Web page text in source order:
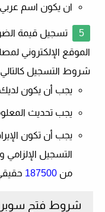
ان يكون اسم
تسجيل قيمة
الموقع الإلكتروني
شروط التسجيل
يجب أن يكون
يجب تحديث
يجب أن تكون
التسجيل الإلزامي
من 187500
شروط فتح سوبر